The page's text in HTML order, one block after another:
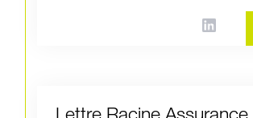
Lettre Racine Assurance